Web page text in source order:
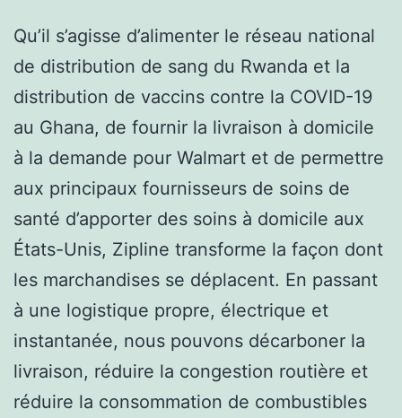
Qu’il s’agisse d’alimenter le réseau national
de distribution de sang du Rwanda et la
distribution de vaccins contre la COVID-19
au Ghana, de fournir la livraison à domicile
à la demande pour Walmart et de permettre
aux principaux fournisseurs de soins de
santé d’apporter des soins à domicile aux
États-Unis, Zipline transforme la façon dont
les marchandises se déplacent. En passant
à une logistique propre, électrique et
instantanée, nous pouvons décarboner la
livraison, réduire la congestion routière et
réduire la consommation de combustibles